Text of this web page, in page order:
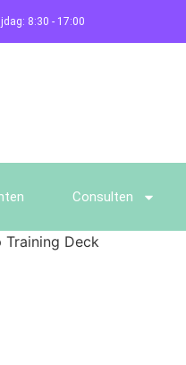
8:30 - 17:00
Consulten
Training Deck